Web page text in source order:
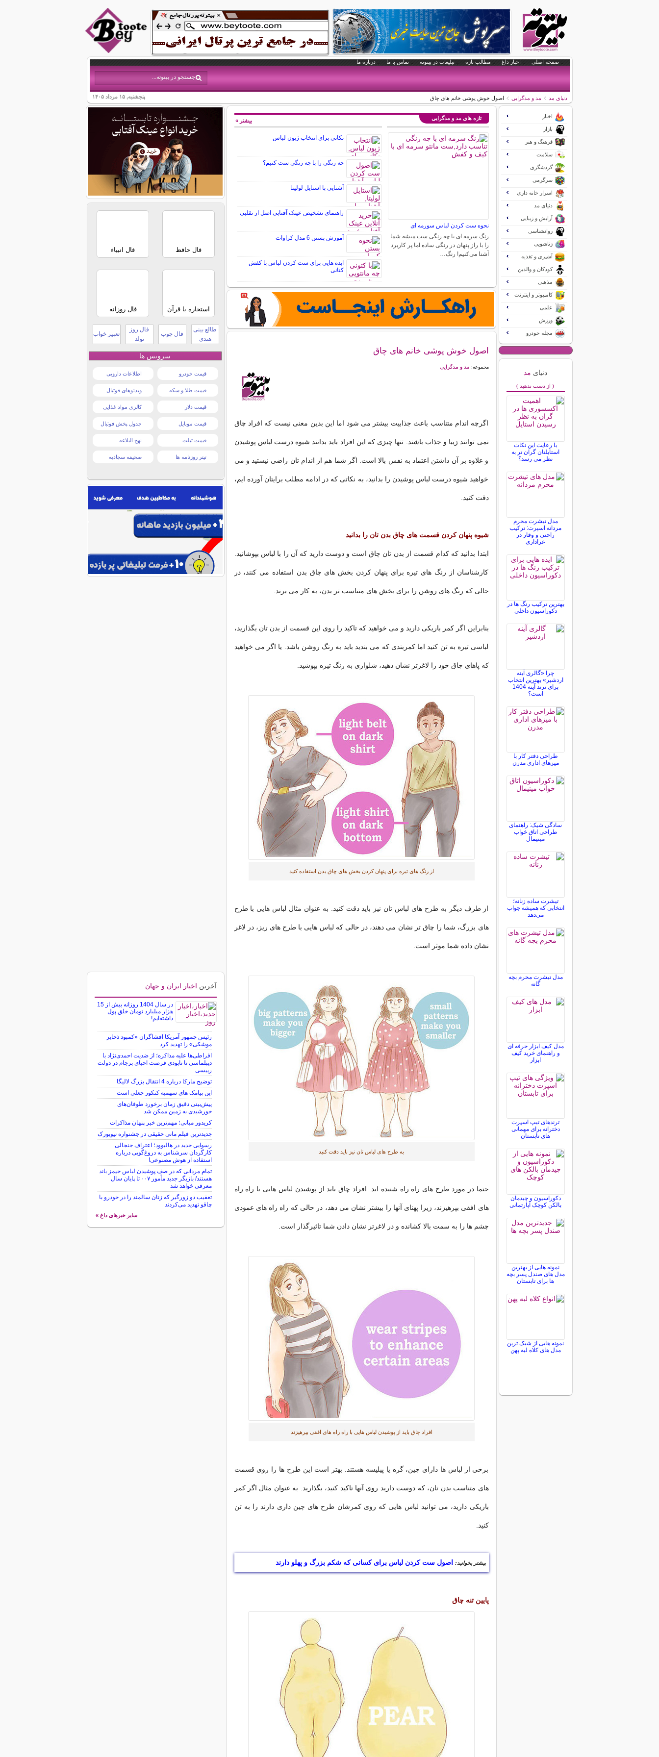
صفحه اصلی اخبار داغ مطالب تازه تبلیغات در بیتوته تماس با ما درباره ما
پنجشنبه, ۱۵ مرداد ۱۴۰۵ دنیای مد مد و مدگرایی اصول خوش پوشی خانم های چاق
تازه های مد و مدگرایی
نحوه ست کردن لباس سورمه ای
رنگ سرمه ای با چه رنگی ست میشه شما
را با راز پنهان در رنگی ساده اما پر کاربرد
آشنا می‌کنیم! رنگ…
نکاتی برای انتخاب ژپون لباس
چه رنگی را با چه رنگی ست کنیم؟
آشنایی با استایل لولیتا
راهنمای تشخیص عینک آفتابی اصل از تقلبی
آموزش بستن 6 مدل کراوات
ایده هایی برای ست کردن لباس با کفش
کتانی
بیشتر »
اصول خوش پوشی خانم های چاق
مجموعه: مد و مدگرایی
اگرچه اندام متناسب باعث جذابیت بیشتر می شود اما این بدین معنی نیست که افراد چاق
نمی توانند زیبا و جذاب باشند. تنها چیزی که این افراد باید بدانند شیوه درست لباس پوشیدن
و علاوه بر آن داشتن اعتماد به نفس بالا است. اگر شما هم از اندام تان راضی نیستید و می
خواهید شیوه درست لباس پوشیدن را بدانید، به نکاتی که در ادامه مطلب برایتان آورده ایم،
دقت کنید.
شیوه پنهان کردن قسمت های چاق بدن تان را بدانید
ابتدا بدانید که کدام قسمت از بدن تان چاق است و دوست دارید که آن را با لباس بپوشانید.
کارشناسان از رنگ های تیره برای پنهان کردن بخش های چاق بدن استفاده می کنند، در
حالی که رنگ های روشن را برای بخش های متناسب تر بدن، به کار می برند.
بنابراین اگر کمر باریکی دارید و می خواهید که تاکید را روی این قسمت از بدن تان بگذارید،
لباسی تیره به تن کنید اما کمربندی که می بندید باید به رنگ روشن باشد. یا اگر می خواهید
که پاهای چاق خود را لاغرتر نشان دهید، شلواری به رنگ تیره بپوشید.
از رنگ های تیره برای پنهان کردن بخش های چاق بدن استفاده کنید
از طرف دیگر به طرح های لباس تان نیز باید دقت کنید. به عنوان مثال لباس هایی با طرح
های بزرگ، شما را چاق تر نشان می دهند، در حالی که لباس هایی با طرح های ریز، در لاغر
نشان داده شما موثر است.
به طرح های لباس تان نیز باید دقت کنید
حتما در مورد طرح های راه راه شنیده اید. افراد چاق باید از پوشیدن لباس هایی با راه راه
های افقی بپرهیزند، زیرا پهنای آنها را بیشتر نشان می دهد، در حالی که راه راه های عمودی
چشم ها را به سمت بالا کشانده و در لاغرتر نشان دادن شما تاثیرگذار است.
افراد چاق باید از پوشیدن لباس هایی با راه راه های افقی بپرهیزند
برخی از لباس ها دارای چین، گره یا پیلیسه هستند. بهتر است این طرح ها را روی قسمت
های متناسب بدن تان، که دوست دارید روی آنها تاکید کنید، بگذارید. به عنوان مثال اگر کمر
باریکی دارید، می توانید لباس هایی که روی کمرشان طرح های چین داری دارند را به تن
کنید.
بیشتر بخوانید: اصول ست کردن لباس برای کسانی که شکم بزرگ و پهلو دارند
پایین تنه چاق
اخبار
بازار
فرهنگ و هنر
سلامت
گردشگری
سرگرمی
اسرار خانه داری
دنیای مد
آرایش و زیبایی
روانشناسی
زناشویی
آشپزی و تغذیه
کودکان و والدین
مذهبی
کامپیوتر و اینترنت
علمی
ورزش
مجله خودرو
دنیای مد
( از دست ندهید )
با رعایت این نکات
استایلتان گران تر به
نظر می رسد؟
مدل تیشرت محرم
مردانه اسپرت: ترکیب
راحتی و وقار در
عزاداری
بهترین ترکیب رنگ ها در
دکوراسیون داخلی
چرا «گالری آینه
اردشیر» بهترین انتخاب
برای ترند آینه 1404
است؟
طراحی دفتر کار با
میزهای اداری مدرن
سادگی شیک: راهنمای
طراحی اتاق خواب
مینیمال
تیشرت ساده زنانه؛
انتخابی که همیشه جواب
می‌دهد
مدل تیشرت محرم بچه
گانه
مدل کیف ابزار حرفه ای
و راهنمای خرید کیف
ابزار
ترندهای تیپ اسپرت
دخترانه برای مهمانی
های تابستان
دکوراسیون و چیدمان
بالکن کوچک آپارتمانی
نمونه هایی از بهترین
مدل های صندل پسر بچه
ها برای تابستان
نمونه هایی از شیک ترین
مدل های کلاه لبه پهن
فال حافظ فال انبیاء
استخاره با قرآن فال روزانه
طالع بینی
هندی
فال چوب
فال روز
تولد
تعبیر خواب
سرویس ها
قیمت خودرو اطلاعات دارویی
قیمت طلا و سکه ویدئوهای فوتبال
قیمت دلار کالری مواد غذایی
قیمت موبایل جدول پخش فوتبال
قیمت تبلت نهج البلاغه
تیتر روزنامه ها صحیفه سجادیه
آخرین اخبار ایران و جهان
در سال 1404 روزانه بیش از 15
هزار میلیارد تومان خلق پول
داشته‌ایم!
رئیس جمهور آمریکا افشاگران «کمبود ذخایر
موشکی» را تهدید کرد
افراطی‌ها علیه مذاکره؛ از ضدیت احمدی‌نژاد با
دیپلماسی تا نابودی فرصت احیای برجام در دولت
رییسی
توضیح مارکا درباره 4 انتقال بزرگ لالیگا
این پیامک های سهمیه کنکور جعلی است
پیش‌بینی دقیق زمان برخورد طوفان‌های
خورشیدی به زمین ممکن شد
کریدور میانی؛ مهم‌ترین خبر پنهان مذاکرات
جدیدترین فیلم مانی حقیقی در جشنواره نیویورک
رسوایی جدید در هالیوود؛ اعتراف جنجالی
کارگردان سرشناس به دروغ‌گویی درباره
استفاده از هوش مصنوعی!
تمام مردانی که در صف پوشیدن لباس جیمز باند
هستند/ بازیگر جدید مأمور ۰۰۷ تا پایان سال
معرفی خواهد شد
تعقیب دو زورگیر که زنان سالمند را در خودرو با
چاقو تهدید می‌کردند
سایر خبرهای داغ »